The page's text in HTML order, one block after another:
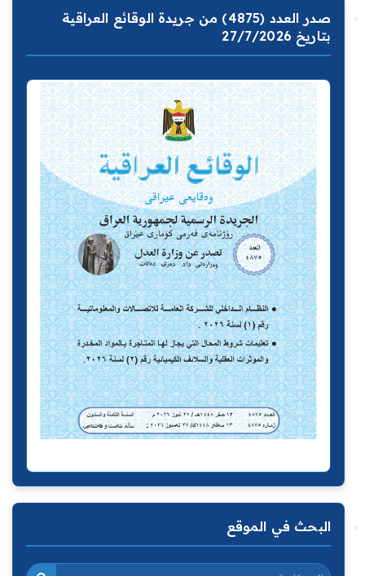
صدر العدد (4875) من جريدة الوقائع العراقية
بتاريخ 27/7/2026
البحث في الموقع